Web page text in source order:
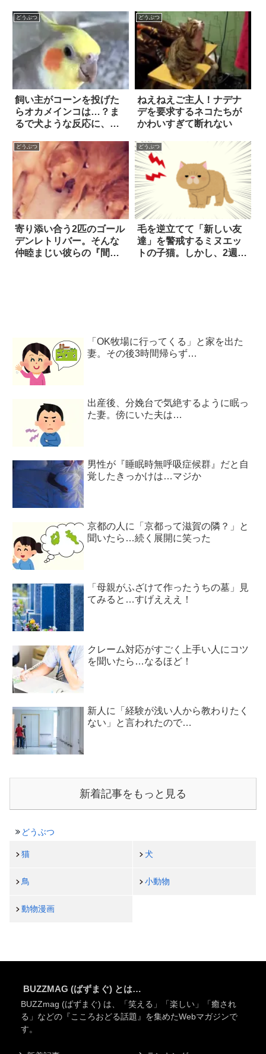
どうぶつ
飼い主がコーンを投げた
らオカメインコは…？ま
るで犬ような反応に、た
どうぶつ
ねえねえご主人！ナデナ
デを要求するネコたちが
かわいすぎて断れない
どうぶつ
寄り添い合う2匹のゴール
デンレトリバー。そんな
仲睦まじい彼らの『間』
どうぶつ
毛を逆立てて「新しい友
達」を警戒するミヌエッ
トの子猫。しかし、2週間
「OK牧場に行ってくる」と家を出た
妻。その後3時間帰らず…
出産後、分娩台で気絶するように眠っ
た妻。傍にいた夫は…
男性が『睡眠時無呼吸症候群』だと自
覚したきっかけは…マジか
京都の人に「京都って滋賀の隣？」と
聞いたら…続く展開に笑った
「母親がふざけて作ったうちの墓」見
てみると…すげえええ！
クレーム対応がすごく上手い人にコツ
を聞いたら…なるほど！
新人に「経験が浅い人から教わりたく
ない」と言われたので…
新着記事をもっと見る
どうぶつ
猫 犬
鳥 小動物
動物漫画
BUZZMAG (ばずまぐ) とは…
BUZZmag (ばずまぐ) は、「笑える」「楽しい」「癒され
る」などの『こころおどる話題』を集めたWebマガジンで
す。